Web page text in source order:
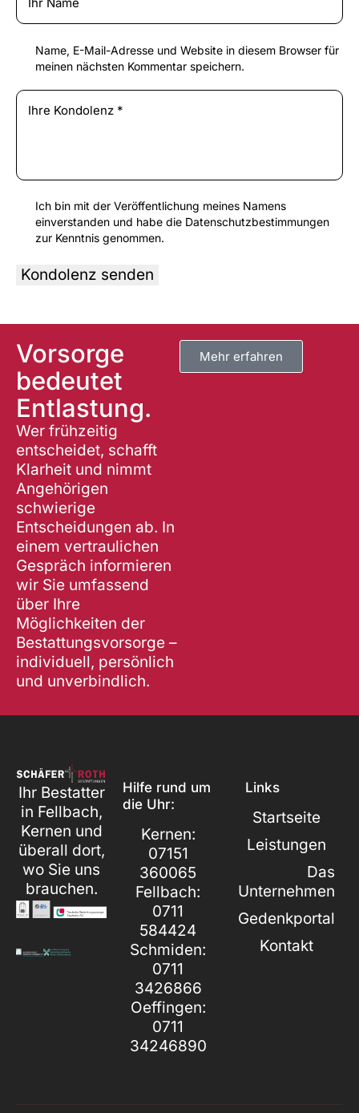
Name, E-Mail-Adresse und Website in diesem Browser für
meinen nächsten Kommentar speichern.
Ich bin mit der Veröffentlichung meines Namens
einverstanden und habe die Datenschutzbestimmungen
zur Kenntnis genommen.
e
r
n
a
t
i
v
e
:
Vorsorge
bedeutet
Entlastung.
Wer frühzeitig
entscheidet, schafft
Klarheit und nimmt
Angehörigen
schwierige
Entscheidungen ab. In
einem vertraulichen
Gespräch informieren
wir Sie umfassend
über Ihre
Möglichkeiten der
Bestattungsvorsorge –
individuell, persönlich
und unverbindlich.
Mehr erfahren
Ihr Bestatter
in Fellbach,
Kernen und
überall dort,
wo Sie uns
brauchen.
Hilfe rund um
die Uhr:
Kernen:
07151
360065
Fellbach:
0711
584424
Schmiden:
0711
3426866
Oeffingen:
0711
34246890
Links
Startseite
Leistungen
Das
Unternehmen
Gedenkportal
Kontakt